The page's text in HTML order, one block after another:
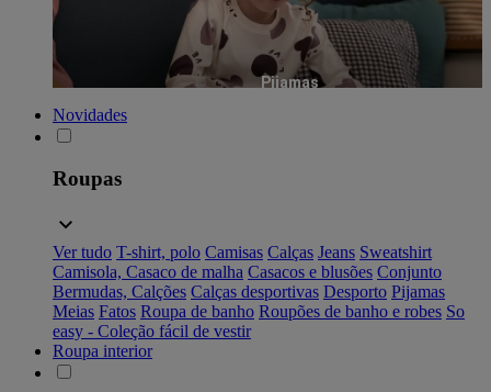
Pijamas
Novidades
Roupas
Ver tudo T-shirt, polo Camisas Calças Jeans Sweatshirt
Camisola, Casaco de malha Casacos e blusões Conjunto
Bermudas, Calções Calças desportivas Desporto Pijamas
Meias Fatos Roupa de banho Roupões de banho e robes So
easy - Coleção fácil de vestir
Roupa interior